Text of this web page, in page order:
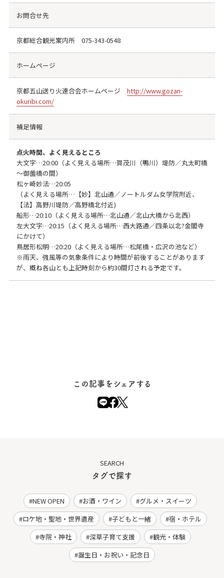
お問合せ先
京都総合観光案内所 075-343-0548
ホームページ
京都五山送り火連合会ホームページ http://www.gozan-
okuribi.com/
補足情報
点火時間、よく見えるところ
大文字…20:00（よく見える場所…賀茂川（鴨川）堤防／丸太町橋
～御薗橋の間）
松ヶ崎妙法…20:05
（よく見える場所…【妙】北山通／ノートルダム女学院附近、
【法】高野川堤防／高野橋北付近)
船形…20:10（よく見える場所…北山通／北山大橋から北西）
左大文字…20:15（よく見える場所…西大路通／四条以北?金閣寺
にかけて）
鳥居形松明…20:20（よく見える場所…松尾橋・広沢の池など）
※雨天、強風等の気象条件により時間が前後することがあります
が、概ね各山とも上記時刻から約30間灯される予定です。
この記事をシェアする
SEARCH
タグで探す
NEW OPEN お酒・ワイン
グルメ・スイーツ
ロケ地・聖地・世界遺産
子どもと一緒
宿・ホテル
寺院・神社
深草子育て支援
観光・体験
誕生日・お祝い・記念日